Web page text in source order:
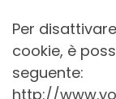
Per
cookie, è
seguente:
http://